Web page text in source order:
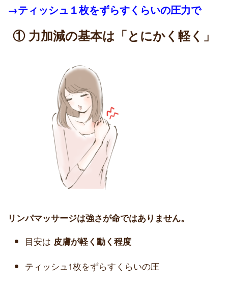
→ティッシュ１枚をずらすくらいの圧力で
① 力加減の基本は「とにかく軽く」
リンパマッサージは強さが命ではありません。
目安は 皮膚が軽く動く程度
ティッシュ1枚をずらすくらいの圧